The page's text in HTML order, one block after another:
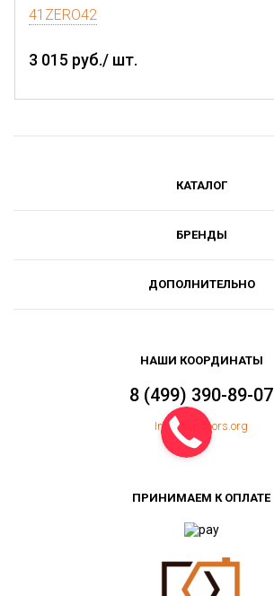
41ZERO42
3 015 руб./ шт.
КАТАЛОГ
БРЕНДЫ
ДОПОЛНИТЕЛЬНО
НАШИ КООРДИНАТЫ
8 (499) 390-89-07
Info@topfloors.org
ПРИНИМАЕМ К ОПЛАТЕ